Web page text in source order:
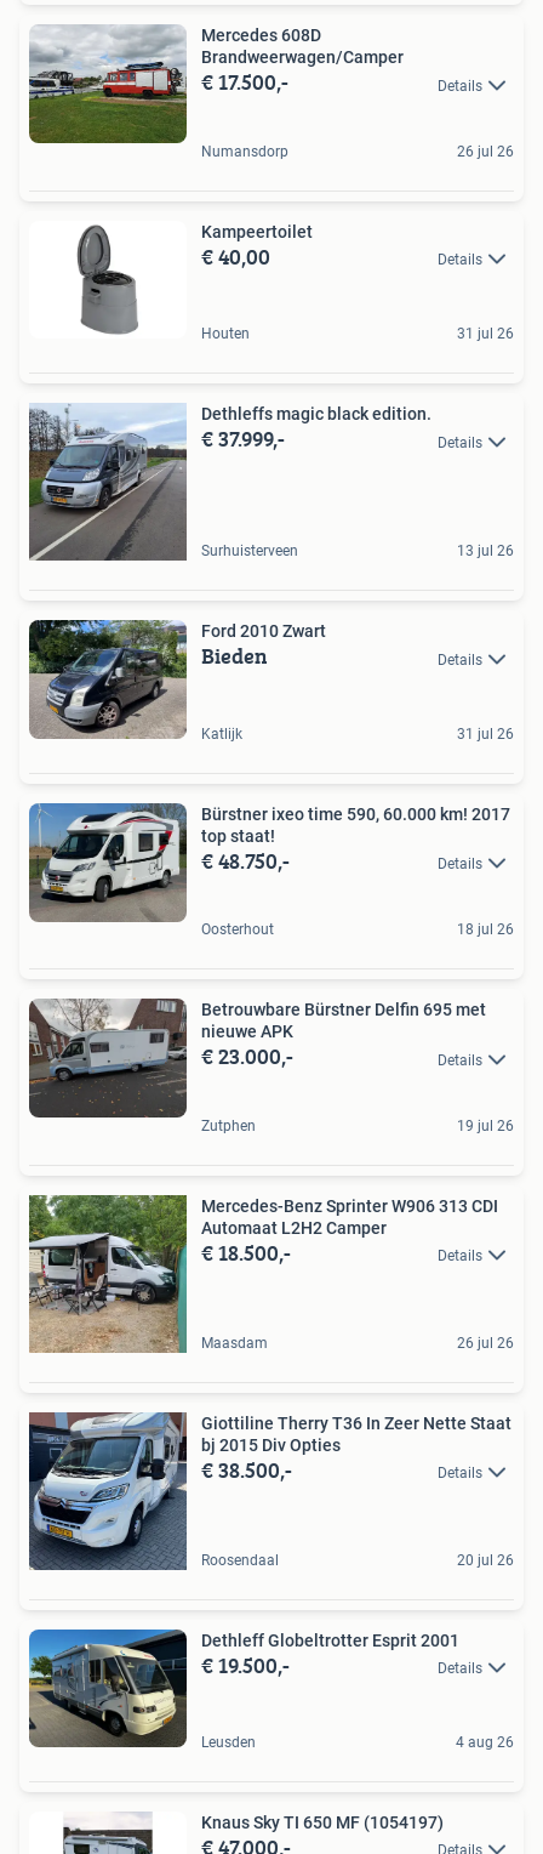
Mercedes 608D
Brandweerwagen/Camper
€ 17.500,- Details
Numansdorp 26 jul 26
Kampeertoilet
€ 40,00 Details
Houten 31 jul 26
Dethleffs magic black edition.
€ 37.999,- Details
Surhuisterveen 13 jul 26
Ford 2010 Zwart
Bieden Details
Katlijk 31 jul 26
Bürstner ixeo time 590, 60.000 km! 2017
top staat!
€ 48.750,- Details
Oosterhout 18 jul 26
Betrouwbare Bürstner Delfin 695 met
nieuwe APK
€ 23.000,- Details
Zutphen 19 jul 26
Mercedes-Benz Sprinter W906 313 CDI
Automaat L2H2 Camper
€ 18.500,- Details
Maasdam 26 jul 26
Giottiline Therry T36 In Zeer Nette Staat
bj 2015 Div Opties
€ 38.500,- Details
Roosendaal 20 jul 26
Dethleff Globeltrotter Esprit 2001
€ 19.500,- Details
Leusden 4 aug 26
Knaus Sky TI 650 MF (1054197)
€ 47.000,- Details